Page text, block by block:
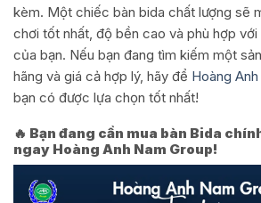
kèm. Một chiếc bàn bida chất lượng sẽ
chơi tốt nhất, độ bền cao và phù hợp với
của bạn. Nếu bạn đang tìm kiếm một
hãng và giá cả hợp lý, hãy để Hoàng
bạn có được lựa chọn tốt nhất!
🔥 Bạn đang cần mua bàn Bida
ngay Hoàng Anh Nam Group!